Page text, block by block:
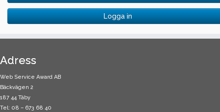
Logga in
Adress
Web Service Award AB
Bäckvägen 2
187 44 Täby
Tel: 08 – 673 68 40